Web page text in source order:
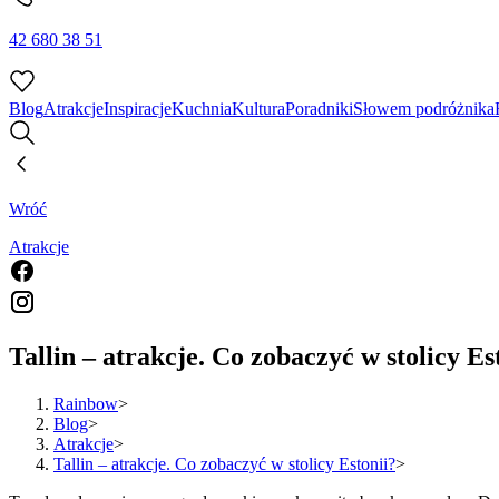
42 680 38 51
BlogAtrakcjeInspiracjeKuchniaKulturaPoradnikiSłowem podróżnika
Wróć
Atrakcje
Tallin – atrakcje. Co zobaczyć w stolicy
Rainbow>
Blog>
Atrakcje>
Tallin – atrakcje. Co zobaczyć w stolicy Estonii?>